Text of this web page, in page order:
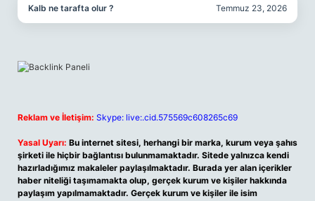
Kalb ne tarafta olur ? Temmuz 23, 2026
Reklam ve İletişim: Skype: live:.cid.575569c608265c69
Yasal Uyarı: Bu internet sitesi, herhangi bir marka, kurum veya şahıs
şirketi ile hiçbir bağlantısı bulunmamaktadır. Sitede yalnızca kendi
hazırladığımız makaleler paylaşılmaktadır. Burada yer alan içerikler
haber niteliği taşımamakta olup, gerçek kurum ve kişiler hakkında
paylaşım yapılmamaktadır. Gerçek kurum ve kişiler ile isim